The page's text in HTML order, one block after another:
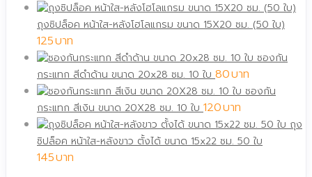
ถุงซิปล็อค หน้าใส-หลังโฮโลแกรม ขนาด 15X20 ซม. (50 ใบ)
125
ซองกัน
กระแทก สีดำด้าน ขนาด 20x28 ซม. 10 ใบ 80
ซองกัน
กระแทก สีเงิน ขนาด 20X28 ซม. 10 ใบ 120
ถุง
ซิปล็อค หน้าใส-หลังขาว ตั้งได้ ขนาด 15x22 ซม. 50 ใบ
145